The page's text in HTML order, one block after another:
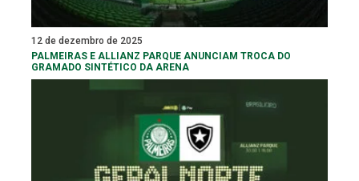
12 de dezembro de 2025
PALMEIRAS E ALLIANZ PARQUE ANUNCIAM TROCA DO
GRAMADO SINTÉTICO DA ARENA